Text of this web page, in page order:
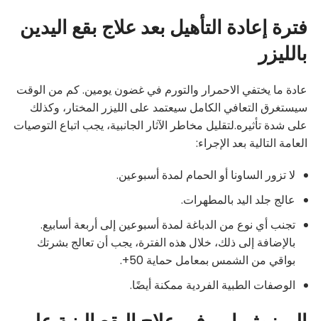
فترة إعادة التأهيل بعد علاج بقع اليدين
بالليزر
عادة ما يختفي الاحمرار والتورم في غضون يومين. كم من الوقت
سيستغرق التعافي الكامل سيعتمد على الليزر المختار، وكذلك
على شدة تأثيره.لتقليل مخاطر الآثار الجانبية، يجب اتباع التوصيات
العامة التالية بعد الإجراء:
لا تزور الساونا أو الحمام لمدة أسبوعين.
عالج جلد اليد بالمطهرات.
تجنب أي نوع من الدباغة لمدة أسبوعين إلى أربعة أسابيع.
بالإضافة إلى ذلك، خلال هذه الفترة، يجب أن تعالج بشرتك
بواقي من الشمس بمعامل حماية 50+.
الوصفات الطبية الفردية ممكنة أيضًا.